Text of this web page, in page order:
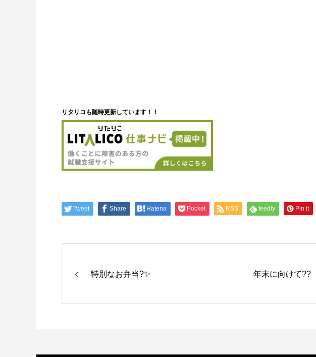
リタリコも随時更新しています！！
Tweet Share Hatena Pocket RSS feedly Pin it
特別なお弁当?✨ 年末に向けて??